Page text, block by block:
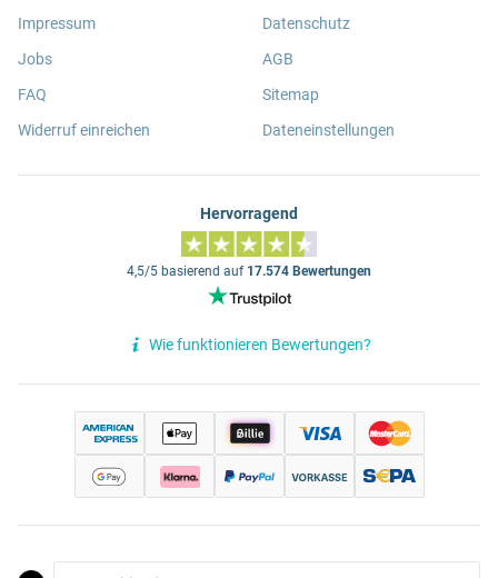
Impressum
Jobs
FAQ
Widerruf einreichen
Datenschutz
AGB
Sitemap
Dateneinstellungen
Hervorragend
4,5/5 basierend auf 17.574 Bewertungen
Wie funktionieren Bewertungen?